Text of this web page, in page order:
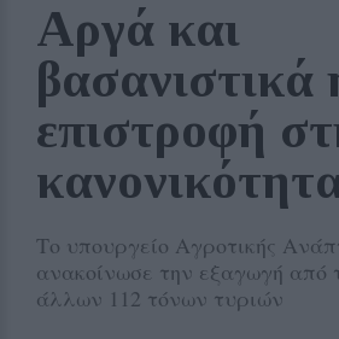
Αργά και
βασανιστικά
επιστροφή
Το υπουργείο Αγροτικής
ανακοίνωσε την εξαγωγή από
άλλων 112 τόνων τυριών